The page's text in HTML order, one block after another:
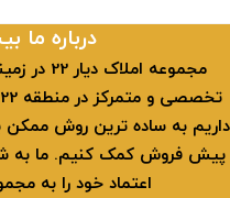
​​درباره ما
مجموعه
داریم به ساده ترین روش ممکن
پیش فروش کمک کنیم. ما به
اعتماد خود را به